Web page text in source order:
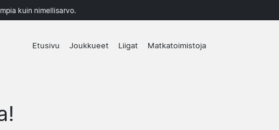
kuin nimellisarvo.
Etusivu Joukkueet Liigat Matkatoimistoja